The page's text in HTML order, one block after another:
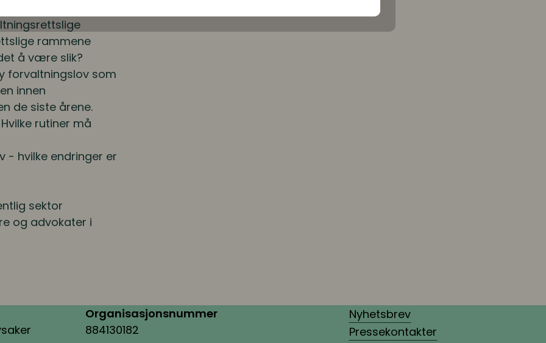
sektor krever
rammene
å være slik?
forvaltningslov som
innen
de siste årene.
rutiner må
- hvilke endringer er
sektor
og advokater i
Organisasjonsnummer
884130182
Nyhetsbrev
Pressekontakter